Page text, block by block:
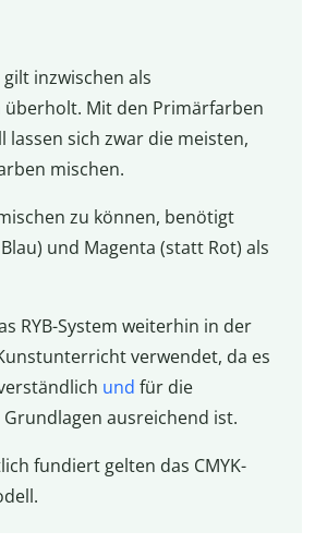
gilt inzwischen als
überholt. Mit den Primärfarben
lassen sich zwar die meisten,
mischen.
zu können, benötigt
und Magenta (statt Rot) als
RYB-System weiterhin in der
verwendet, da es
und für die
ausreichend ist.
fundiert gelten das CMYK-